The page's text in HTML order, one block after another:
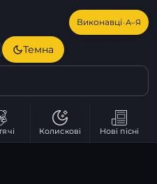
Виконавці·А–Я
Темна
Колискові Нові пісні